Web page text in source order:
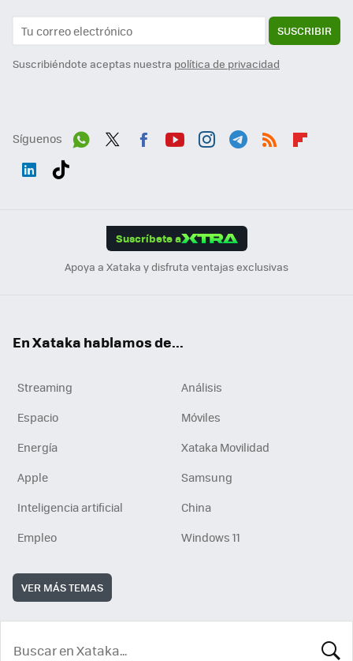
SUSCRIBIR
Suscribiéndote aceptas nuestra política de privacidad
Síguenos
Suscríbete a
Apoya a Xataka y disfruta ventajas exclusivas
En Xataka hablamos de...
Streaming
Análisis
Espacio
Móviles
Energía
Xataka Movilidad
Apple
Samsung
Inteligencia artificial
China
Empleo
Windows 11
VER MÁS TEMAS